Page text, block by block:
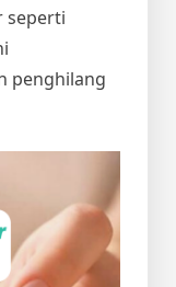
seperti
penghilang